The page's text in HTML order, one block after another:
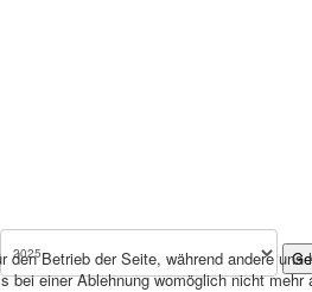
Betrieb der Seite, während andere
einer Ablehnung womöglich nicht